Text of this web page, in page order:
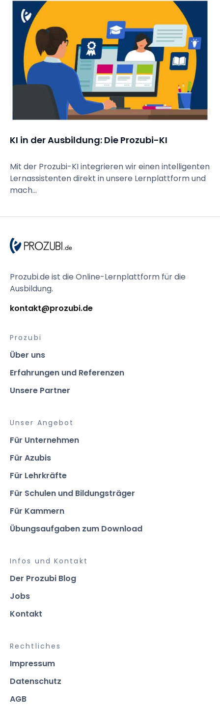
KI in der Ausbildung: Die Prozubi-KI
Mit der Prozubi-KI integrieren wir einen intelligenten
Lernassistenten direkt in unsere Lernplattform und
mach...
Prozubi.de ist die Online-Lernplattform für die
Ausbildung.
kontakt@prozubi.de
Prozubi
Über uns
Erfahrungen und Referenzen
Unsere Partner
Unser Angebot
Für Unternehmen
Für Azubis
Für Lehrkräfte
Für Schulen und Bildungsträger
Für Kammern
Übungsaufgaben zum Download
Infos und Kontakt
Der Prozubi Blog
Jobs
Kontakt
Rechtliches
Impressum
Datenschutz
AGB